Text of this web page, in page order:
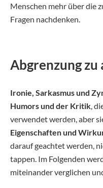
Menschen mehr über die
Fragen nachdenken.
Abgrenzung
Ironie, Sarkasmus und
Humors und der Kritik ,
verwendet werden, aber
Eigenschaften und
darauf geachtet werden,
tappen. Im Folgenden
miteinander verglichen